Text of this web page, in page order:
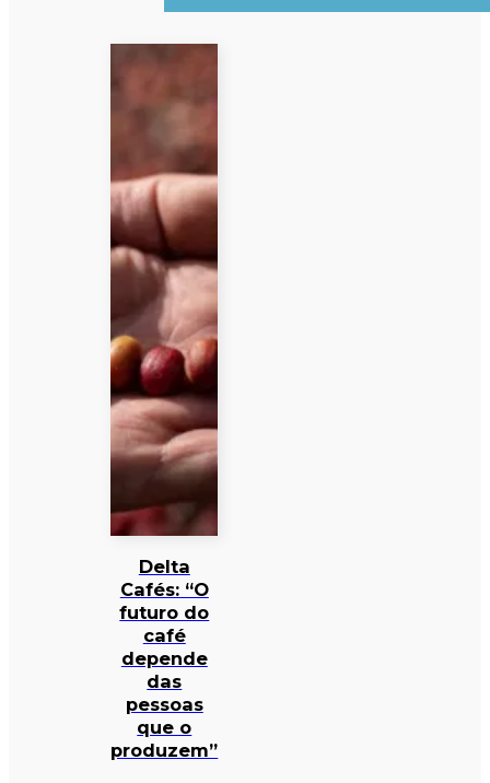
Delta
Cafés: “O
futuro do
café
depende
das
pessoas
que o
produzem”